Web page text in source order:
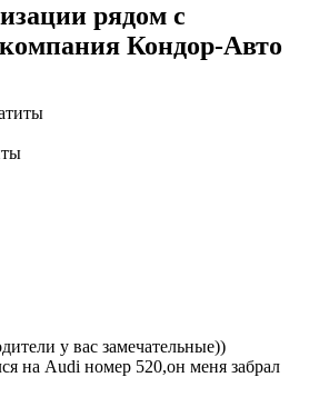
рядом с
Кондор-Авто
у вас замечательные))
на Audi номер 520,он меня забрал